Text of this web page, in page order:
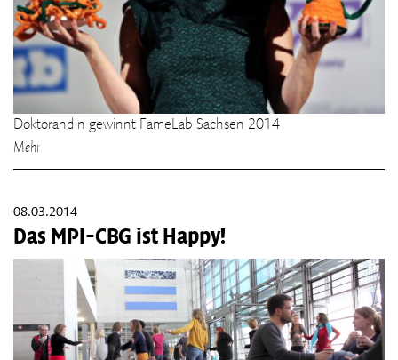
Doktorandin gewinnt FameLab Sachsen 2014
Mehr
08.03.2014
Das MPI-CBG ist Happy!